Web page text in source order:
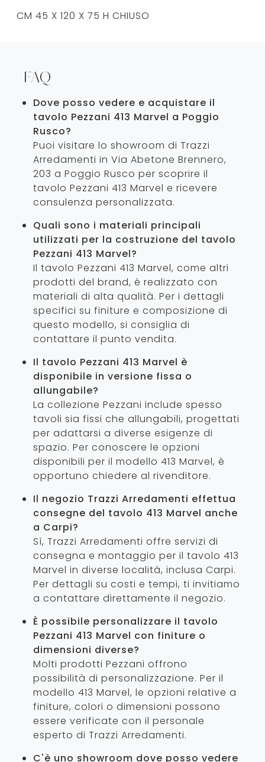
CM 45 X 120 X 75 H CHIUSO
FAQ
Dove posso vedere e acquistare il
tavolo Pezzani 413 Marvel a Poggio
Rusco?
Puoi visitare lo showroom di Trazzi
Arredamenti in Via Abetone Brennero,
203 a Poggio Rusco per scoprire il
tavolo Pezzani 413 Marvel e ricevere
consulenza personalizzata.
Quali sono i materiali principali
utilizzati per la costruzione del tavolo
Pezzani 413 Marvel?
Il tavolo Pezzani 413 Marvel, come altri
prodotti del brand, è realizzato con
materiali di alta qualità. Per i dettagli
specifici su finiture e composizione di
questo modello, si consiglia di
contattare il punto vendita.
Il tavolo Pezzani 413 Marvel è
disponibile in versione fissa o
allungabile?
La collezione Pezzani include spesso
tavoli sia fissi che allungabili, progettati
per adattarsi a diverse esigenze di
spazio. Per conoscere le opzioni
disponibili per il modello 413 Marvel, è
opportuno chiedere al rivenditore.
Il negozio Trazzi Arredamenti effettua
consegne del tavolo 413 Marvel anche
a Carpi?
Sì, Trazzi Arredamenti offre servizi di
consegna e montaggio per il tavolo 413
Marvel in diverse località, inclusa Carpi.
Per dettagli su costi e tempi, ti invitiamo
a contattare direttamente il negozio.
È possibile personalizzare il tavolo
Pezzani 413 Marvel con finiture o
dimensioni diverse?
Molti prodotti Pezzani offrono
possibilità di personalizzazione. Per il
modello 413 Marvel, le opzioni relative a
finiture, colori o dimensioni possono
essere verificate con il personale
esperto di Trazzi Arredamenti.
C'è uno showroom dove posso vedere